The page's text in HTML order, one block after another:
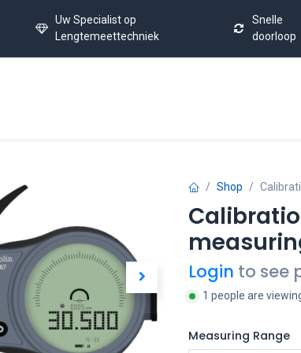
Uw Specialist op
Lengtemeettechniek
Snelle
doorloop
Shop
Login to see
1 people are
Measuring Range